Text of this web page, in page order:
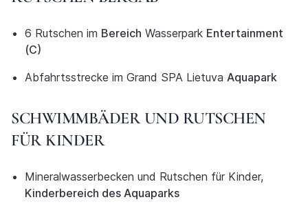
6 Rutschen im Bereich Wasserpark Entertainment
(C)
Abfahrtsstrecke im Grand SPA Lietuva Aquapark
SCHWIMMBÄDER UND RUTSCHEN
FÜR KINDER
Mineralwasserbecken und Rutschen für Kinder,
Kinderbereich des Aquaparks